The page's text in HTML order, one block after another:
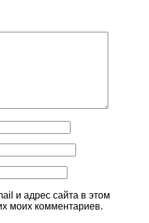
и адрес сайта в этом
моих комментариев.